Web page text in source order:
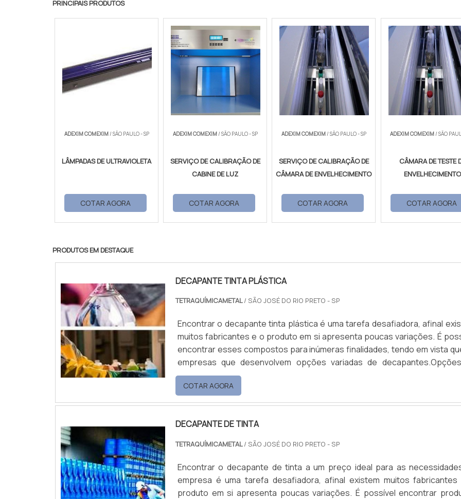
PRINCIPAIS PRODUTOS
ADEXIM COMEXIM/ SÃO PAULO - SP
LÂMPADAS DE ULTRAVIOLETA
COTAR AGORA
ADEXIM COMEXIM/ SÃO PAULO - SP
SERVIÇO DE CALIBRAÇÃO DE
CABINE DE LUZ
COTAR AGORA
ADEXIM COMEXIM/ SÃO PAULO - SP
SERVIÇO DE CALIBRAÇÃO DE
CÂMARA DE ENVELHECIMENTO
COTAR AGORA
ADEXIM COMEXIM/ SÃO
CÂMARA DE TESTE
ENVELHECIMENTO
COTAR AGORA
PRODUTOS EM DESTAQUE
DECAPANTE TINTA PLÁSTICA
TETRAQUÍMICAMETAL/ SÃO JOSÉ DO RIO PRETO - SP
Encontrar o decapante tinta plástica é uma tarefa desafiadora, afinal
muitos fabricantes e o produto em si apresenta poucas variações. É
encontrar esses compostos para inúmeras finalidades, tendo em vista
empresas que desenvolvem opções variadas de
decapantes disponíveis no mercado Tetrafós Metal Plus; Tetradecap
Mistura; Tetradecap NI-45.A TetraquímicaMetal é uma fábrica de
preç...
COTAR AGORA
DECAPANTE DE TINTA
TETRAQUÍMICAMETAL/ SÃO JOSÉ DO RIO PRETO - SP
Encontrar o decapante de tinta a um preço ideal para as
empresa é uma tarefa desafiadora, afinal existem muitos
produto em si apresenta poucas variações. É possível encontrar